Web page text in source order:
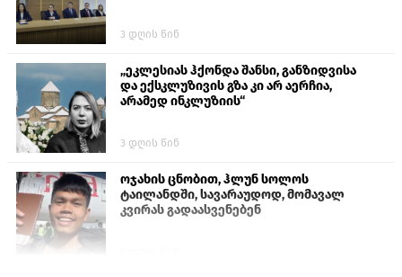
3 დღის წინ
„ეკლესიას ჰქონდა შანსი, განზიდვისა
და ექსკლუზივის გზა კი არ აერჩია,
არამედ ინკლუზიის“
3 დღის წინ
ოჯახის ცნობით, ჰლუნ სოლოს
ტაილანდში, სავარაუდოდ, მომავალ
კვირას გადაასვენებენ